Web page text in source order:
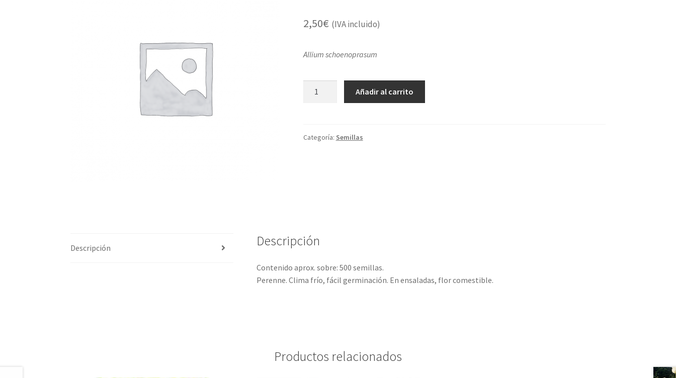
2,50€ (IVA incluido)
Allium schoenoprasum
Añadir al carrito
Categoría: Semillas
Descripción Descripción
Contenido aprox. sobre: 500 semillas.
Perenne. Clima frío, fácil germinación. En ensaladas, flor comestible.
Productos relacionados